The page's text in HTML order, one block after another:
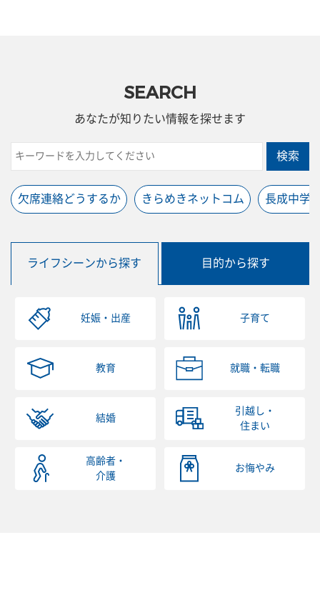
SEARCH
あなたが知りたい情報を探せます
検索
欠席連絡どうするか きらめきネットコム 長成中学
ライフシーンから探す 目的から探す
妊娠・出産 子育て
教育 就職・転職
結婚
引越し・
住まい
高齢者・
介護
お悔やみ